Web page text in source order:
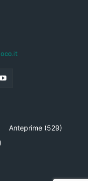
Anteprime (529)